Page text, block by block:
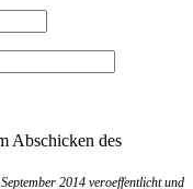
Abschicken des
2014 veroeffentlicht und